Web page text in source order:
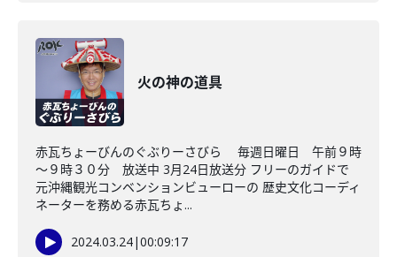
火の神の道具
赤瓦ちょーびんのぐぶりーさびら 毎週日曜日 午前９時
～９時３０分 放送中 3月24日放送分 フリーのガイドで
元沖縄観光コンベンションビューローの 歴史文化コーディ
ネーターを務める赤瓦ちょ...
2024.03.24|00:09:17